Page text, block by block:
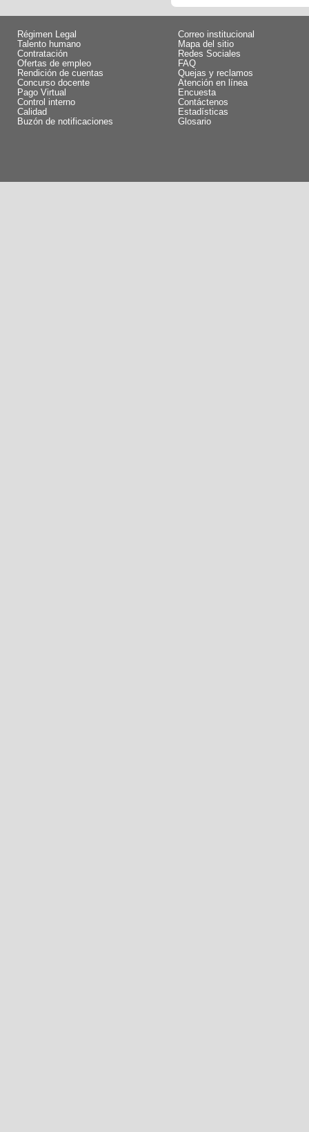
Régimen Legal
Talento humano
Contratación
Ofertas de empleo
Rendición de cuentas
Concurso docente
Pago Virtual
Control interno
Calidad
Buzón de notificaciones
Correo institucional
Mapa del sitio
Redes Sociales
FAQ
Quejas y reclamos
Atención en línea
Encuesta
Contáctenos
Estadísticas
Glosario